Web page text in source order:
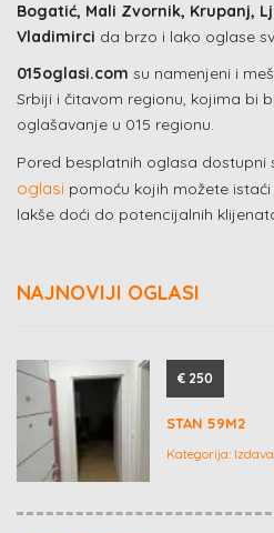
Bogatić, Mali Zvornik, Krupanj,
Vladimirci da brzo i lako oglase
015oglasi.com su namenjeni i
Srbiji i čitavom regionu, kojima bi
oglašavanje u 015 regionu.
Pored besplatnih oglasa dostupni
oglasi pomoću kojih možete
lakše doći do potencijalnih
NAJNOVIJI OGLASI
€ 250
STAN 59M2
Kategorija: